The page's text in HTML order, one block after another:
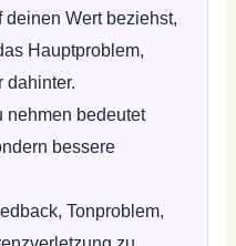
deinen Wert beziehst,
Hauptproblem,
dahinter.
nehmen bedeutet
bessere
Tonproblem,